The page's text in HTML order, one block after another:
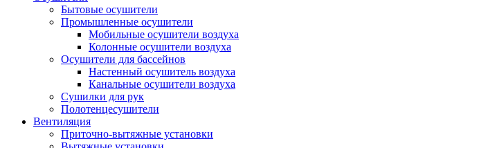
Бытовые осушители
Промышленные осушители
Мобильные осушители воздуха
Колонные осушители воздуха
Осушители для бассейнов
Настенный осушитель воздуха
Канальные осушители воздуха
Сушилки для рук
Полотенцесушители
Вентиляция
Приточно-вытяжные установки